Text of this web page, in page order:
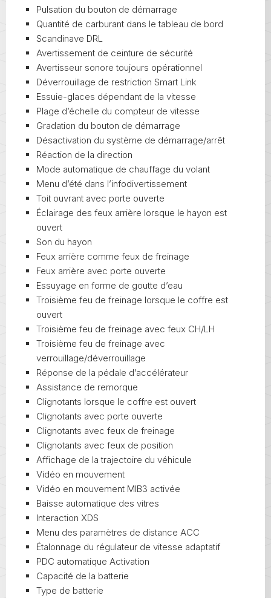
Pulsation du bouton de démarrage
Quantité de carburant dans le tableau de bord
Scandinave DRL
Avertissement de ceinture de sécurité
Avertisseur sonore toujours opérationnel
Déverrouillage de restriction Smart Link
Essuie-glaces dépendant de la vitesse
Plage d’échelle du compteur de vitesse
Gradation du bouton de démarrage
Désactivation du système de démarrage/arrêt
Réaction de la direction
Mode automatique de chauffage du volant
Menu d’été dans l’infodivertissement
Toit ouvrant avec porte ouverte
Éclairage des feux arrière lorsque le hayon est
ouvert
Son du hayon
Feux arrière comme feux de freinage
Feux arrière avec porte ouverte
Essuyage en forme de goutte d’eau
Troisième feu de freinage lorsque le coffre est
ouvert
Troisième feu de freinage avec feux CH/LH
Troisième feu de freinage avec
verrouillage/déverrouillage
Réponse de la pédale d’accélérateur
Assistance de remorque
Clignotants lorsque le coffre est ouvert
Clignotants avec porte ouverte
Clignotants avec feux de freinage
Clignotants avec feux de position
Affichage de la trajectoire du véhicule
Vidéo en mouvement
Vidéo en mouvement MIB3 activée
Baisse automatique des vitres
Interaction XDS
Menu des paramètres de distance ACC
Étalonnage du régulateur de vitesse adaptatif
PDC automatique Activation
Capacité de la batterie
Type de batterie